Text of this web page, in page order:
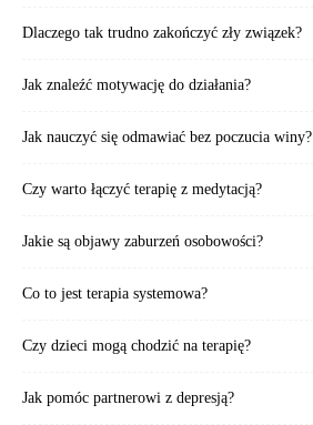
Dlaczego tak trudno zakończyć zły związek?
Jak znaleźć motywację do działania?
Jak nauczyć się odmawiać bez poczucia winy?
Czy warto łączyć terapię z medytacją?
Jakie są objawy zaburzeń osobowości?
Co to jest terapia systemowa?
Czy dzieci mogą chodzić na terapię?
Jak pomóc partnerowi z depresją?